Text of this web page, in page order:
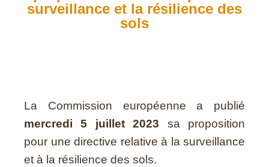
surveillance et la résilience des
sols
La Commission européenne a publié
mercredi 5 juillet 2023 sa proposition
pour une directive relative à la surveillance
et à la résilience des sols.